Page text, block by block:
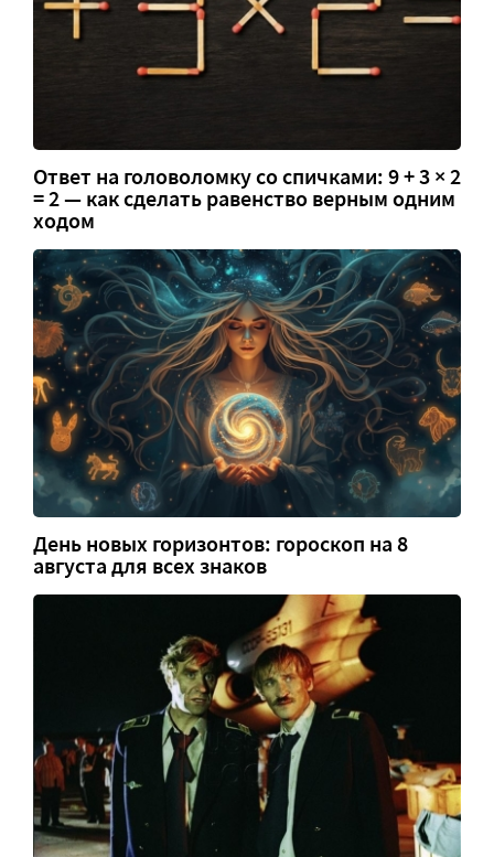
Ответ на головоломку со спичками: 9 + 3 × 2
= 2 — как сделать равенство верным одним
ходом
День новых горизонтов: гороскоп на 8
августа для всех знаков